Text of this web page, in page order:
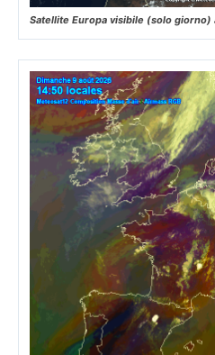
Satellite Europa visibile (solo giorno)